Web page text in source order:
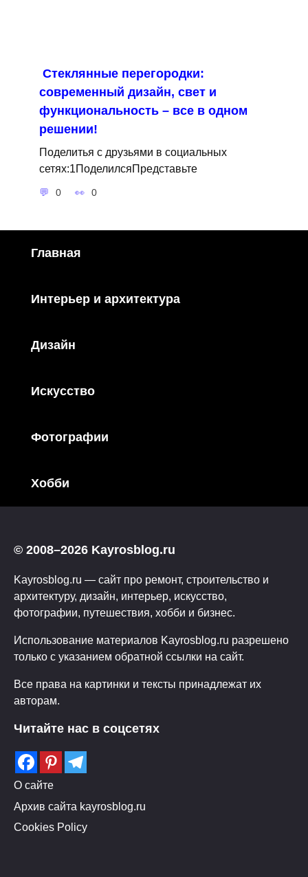
Стеклянные перегородки:
современный дизайн, свет и
функциональность – все в одном
решении!
Поделитья с друзьями в социальных
сетях:1ПоделилсяПредставьте
0 0
Главная
Интерьер и архитектура
Дизайн
Искусство
Фотографии
Хобби
© 2008–2026 Kayrosblog.ru
Kayrosblog.ru — сайт про ремонт, строительство и
архитектуру, дизайн, интерьер, искусство,
фотографии, путешествия, хобби и бизнес.
Использование материалов Kayrosblog.ru разрешено
только с указанием обратной ссылки на сайт.
Все права на картинки и тексты принадлежат их
авторам.
Читайте нас в соцсетях
О сайте
Архив сайта kayrosblog.ru
Cookies Policy